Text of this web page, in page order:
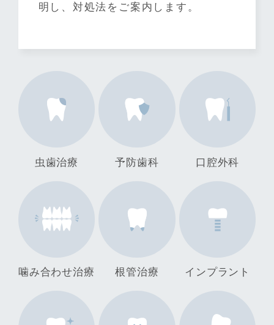
明し、対処法をご案内します。
虫歯治療 予防歯科 口腔外科
噛み合わせ治療 根管治療 インプラント